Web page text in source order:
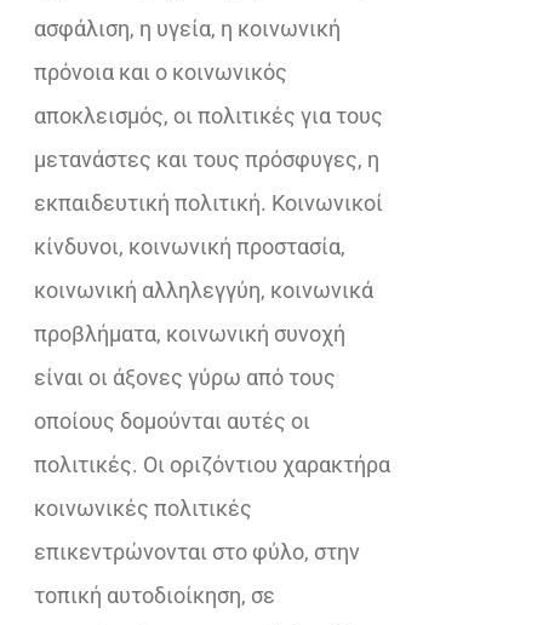
ασφάλιση, η υγεία, η κοινωνική
πρόνοια και ο κοινωνικός
αποκλεισμός, οι πολιτικές για τους
μετανάστες και τους πρόσφυγες, η
εκπαιδευτική πολιτική. Κοινωνικοί
κίνδυνοι, κοινωνική προστασία,
κοινωνική αλληλεγγύη, κοινωνικά
προβλήματα, κοινωνική συνοχή
είναι οι άξονες γύρω από τους
οποίους δομούνται αυτές οι
πολιτικές. Οι οριζόντιου χαρακτήρα
κοινωνικές πολιτικές
επικεντρώνονται στο φύλο, στην
τοπική αυτοδιοίκηση, σε